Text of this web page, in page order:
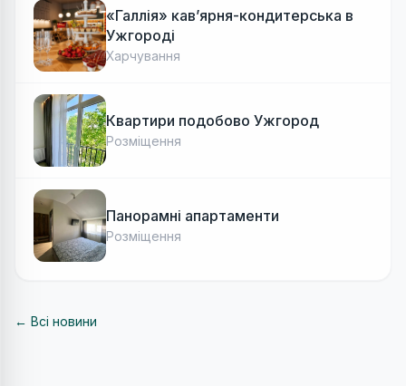
«Галлія» кав’ярня-кондитерська в
Ужгороді
Харчування
Квартири подобово Ужгород
Розміщення
Панорамні апартаменти
Розміщення
← Всі новини